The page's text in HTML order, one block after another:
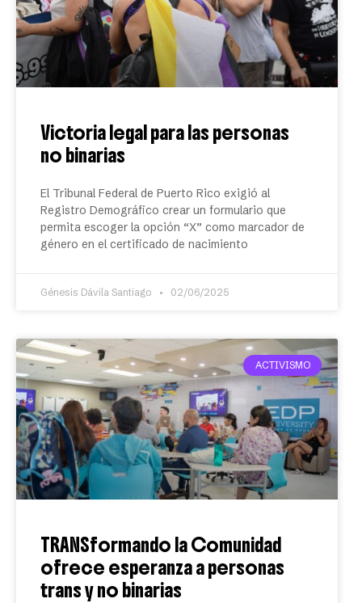
Victoria legal para las personas
no binarias
El Tribunal Federal de Puerto Rico exigió al
Registro Demográfico crear un formulario que
permita escoger la opción “X” como marcador de
género en el certificado de nacimiento
Génesis Dávila Santiago 02/06/2025
ACTIVISMO
TRANSformando la Comunidad
ofrece esperanza a personas
trans y no binarias